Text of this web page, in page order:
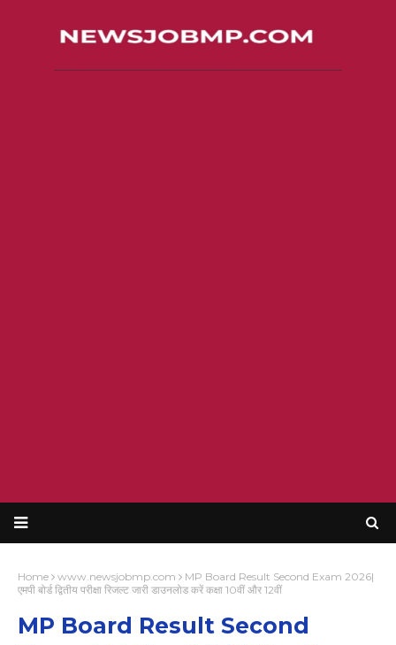
Home www.newsjobmp.com
MP Board Result Second Exam 2026|
एमपी बोर्ड द्वितीय परीक्षा रिजल्ट जारी डाउनलोड करें कक्षा 10वीं और 12वीं
MP Board Result Second